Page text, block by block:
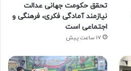
تحقق حکومت جهانی عدالت
نیازمند آمادگی فکری، فرهنگی و
اجتماعی است
17 ساعت پیش